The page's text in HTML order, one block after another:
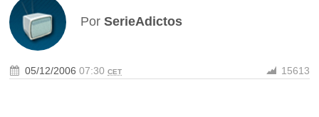
PorSerieAdictos
05/12/2006 07:30CET 15613